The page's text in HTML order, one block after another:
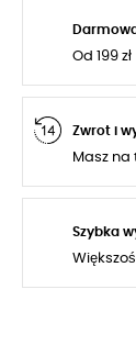
Od 199 zł
Zwrot i
Masz na
Szybka